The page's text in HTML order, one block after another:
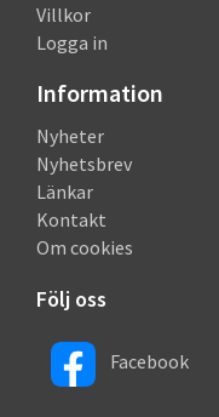
Villkor
Logga in
Information
Nyheter
Nyhetsbrev
Länkar
Kontakt
Om cookies
Följ oss
Facebook